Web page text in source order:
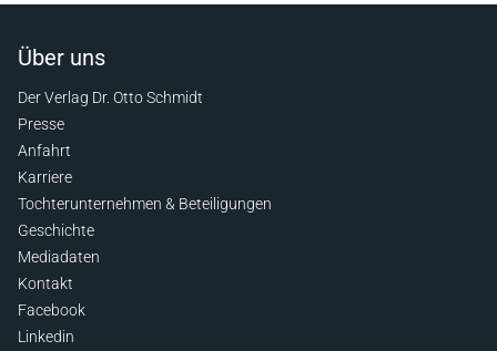
Über uns
Der Verlag Dr. Otto Schmidt
Presse
Anfahrt
Karriere
Tochterunternehmen & Beteiligungen
Geschichte
Mediadaten
Kontakt
Facebook
Linkedin